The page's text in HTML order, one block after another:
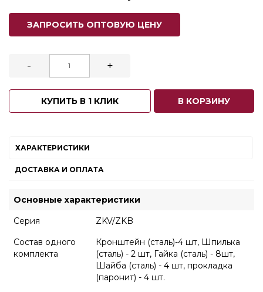
ЗАПРОСИТЬ ОПТОВУЮ ЦЕНУ
- +
КУПИТЬ В 1 КЛИК В КОРЗИНУ
ХАРАКТЕРИСТИКИ
ДОСТАВКА И ОПЛАТА
Основные характеристики
Серия
ZKV/ZKB
Состав одного
комплекта
Кронштейн (сталь)-4 шт, Шпилька
(сталь) - 2 шт, Гайка (сталь) - 8шт,
Шайба (сталь) - 4 шт, прокладка
(паронит) - 4 шт.